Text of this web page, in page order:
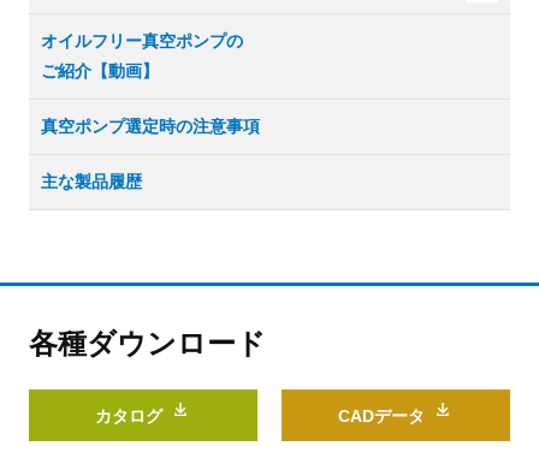
オイルフリー真空ポンプの
ご紹介【動画】
真空ポンプ選定時の注意事項
主な製品履歴
各種ダウンロード
カタログ CADデータ